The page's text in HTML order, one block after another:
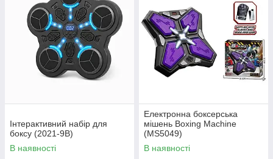
Інтерактивний набір для
боксу (2021-9B)
В наявності
Електронна боксерська
мішень Boxing Machine
(MS5049)
В наявності